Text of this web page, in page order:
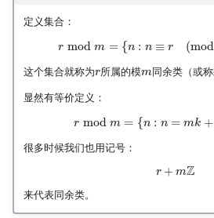
定义集合：
r mod m = {n : n ≡ r (mod
这个集合就称为r所属的模m同余类（或称
显然有等价定义：
r mod m = {n : n = mk +
很多时候我们也用记号：
r + mZ
来代表同余类。